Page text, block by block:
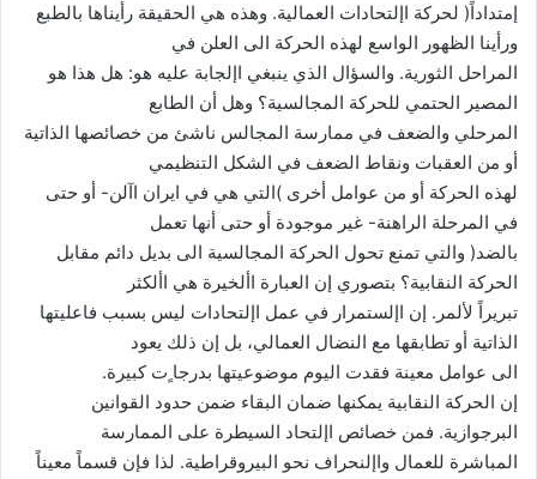
إمتداداً( لحركة اإلتحادات العمالية. وهذه هي الحقيقة رأيناها بالطبع
ورأينا الظهور الواسع لهذه الحركة الى العلن في
المراحل الثورية. والسؤال الذي ينبغي اإلجابة عليه هو: هل هذا هو
المصير الحتمي للحركة المجالسية؟ وهل أن الطابع
المرحلي والضعف في ممارسة المجالس ناشئ من خصائصها الذاتية
أو من العقبات ونقاط الضعف في الشكل التنظيمي
لهذه الحركة أو من عوامل أخرى )التي هي في ايران اآلن- أو حتى
في المرحلة الراهنة- غير موجودة أو حتى أنها تعمل
بالضد( والتي تمنع تحول الحركة المجالسية الى بديل دائم مقابل
الحركة النقابية؟ بتصوري إن العبارة األخيرة هي األكثر
تبريراً لألمر. إن اإلستمرار في عمل اإلتحادات ليس بسبب فاعليتها
الذاتية أو تطابقها مع النضال العمالي، بل إن ذلك يعود
الى عوامل معينة فقدت اليوم موضوعيتها بدرجا ٍت كبيرة.
إن الحركة النقابية يمكنها ضمان البقاء ضمن حدود القوانين
البرجوازية. فمن خصائص اإلتحاد السيطرة على الممارسة
المباشرة للعمال واإلنحراف نحو البيروقراطية. لذا فإن قسماً معيناً